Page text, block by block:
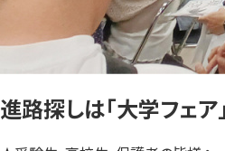
進路探しは「大学フェア